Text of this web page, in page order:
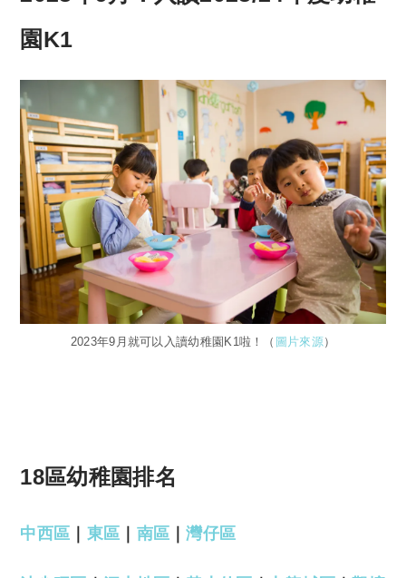
園K1
2023年9月就可以入讀幼稚園K1啦！（ 圖片來源）
18區幼稚園排名
中西區 東區 南區 ｜灣仔區